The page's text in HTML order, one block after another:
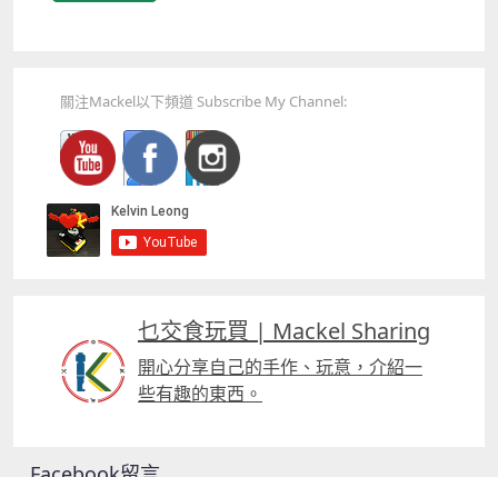
關注Mackel以下頻道 Subscribe My Channel:
乜交食玩買 | Mackel Sharing
開心分享自己的手作、玩意，介紹一
些有趣的東西。